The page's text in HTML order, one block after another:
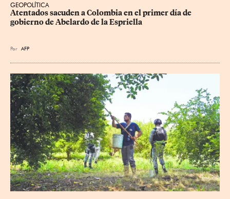
GEOPOLÍTICA
Atentados sacuden a Colombia en el primer día de
gobierno de Abelardo de la Espriella
Por AFP